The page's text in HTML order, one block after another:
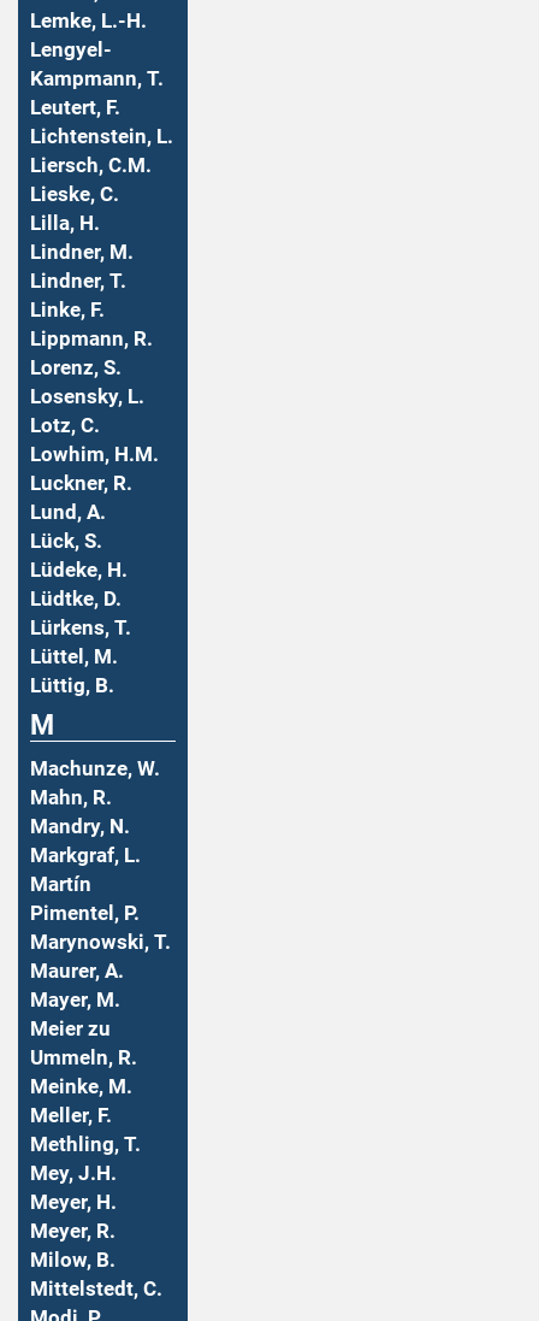
Lemke, L.-H.
Lengyel-
Kampmann, T.
Leutert, F.
Lichtenstein, L.
Liersch, C.M.
Lieske, C.
Lilla, H.
Lindner, M.
Lindner, T.
Linke, F.
Lippmann, R.
Lorenz, S.
Losensky, L.
Lotz, C.
Lowhim, H.M.
Luckner, R.
Lund, A.
Lück, S.
Lüdeke, H.
Lüdtke, D.
Lürkens, T.
Lüttel, M.
Lüttig, B.
M
Machunze, W.
Mahn, R.
Mandry, N.
Markgraf, L.
Martín
Pimentel, P.
Marynowski, T.
Maurer, A.
Mayer, M.
Meier zu
Ummeln, R.
Meinke, M.
Meller, F.
Methling, T.
Mey, J.H.
Meyer, H.
Meyer, R.
Milow, B.
Mittelstedt, C.